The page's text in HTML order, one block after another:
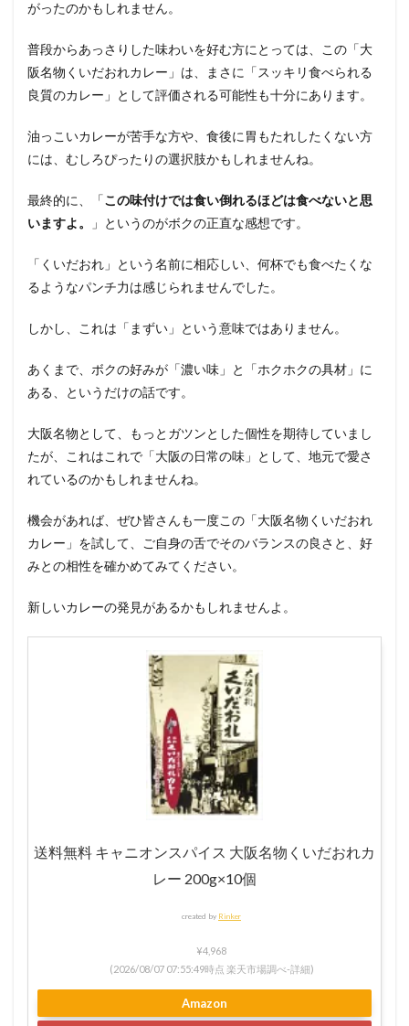
がったのかもしれません。
普段からあっさりした味わいを好む方にとっては、この「大
阪名物くいだおれカレー」は、まさに「スッキリ食べられる
良質のカレー」として評価される可能性も十分にあります。
油っこいカレーが苦手な方や、食後に胃もたれしたくない方
には、むしろぴったりの選択肢かもしれませんね。
最終的に、「この味付けでは食い倒れるほどは食べないと思
いますよ。
」というのがボクの正直な感想です。
「くいだおれ」という名前に相応しい、何杯でも食べたくな
るようなパンチ力は感じられませんでした。
しかし、これは「まずい」という意味ではありません。
あくまで、ボクの好みが「濃い味」と「ホクホクの具材」に
ある、というだけの話です。
大阪名物として、もっとガツンとした個性を期待していまし
たが、これはこれで「大阪の日常の味」として、地元で愛さ
れているのかもしれませんね。
機会があれば、ぜひ皆さんも一度この「大阪名物くいだおれ
カレー」を試して、ご自身の舌でそのバランスの良さと、好
みとの相性を確かめてみてください。
新しいカレーの発見があるかもしれませんよ。
送料無料 キャニオンスパイス 大阪名物くいだおれカ
レー 200g×10個
created by Rinker
¥4,968
(2026/08/07 07:55:49時点 楽天市場調べ-詳細)
Amazon